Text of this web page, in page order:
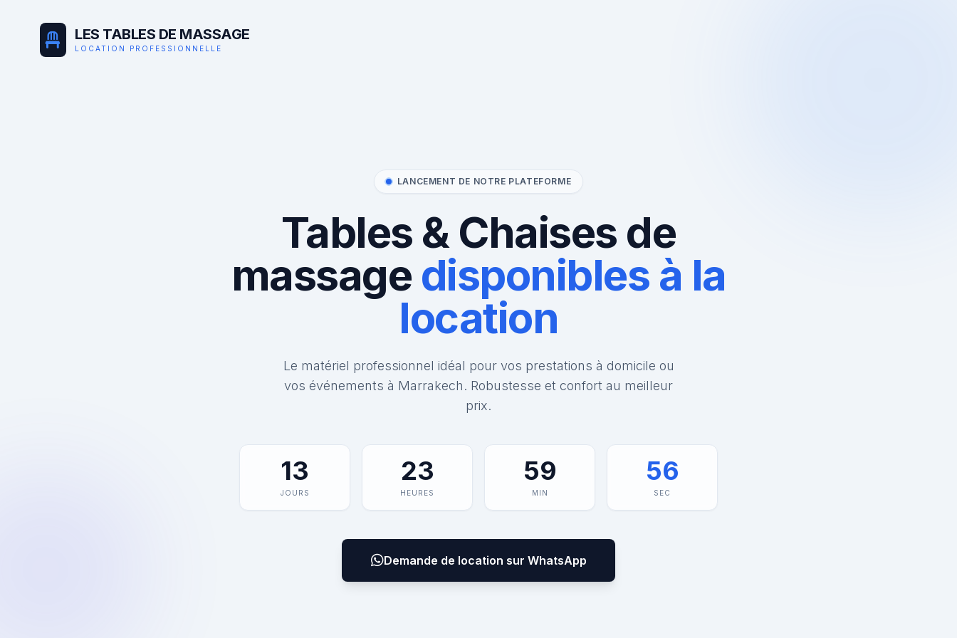
LES TABLES DE MASSAGE
LOCATION PROFESSIONNELLE
LANCEMENT DE NOTRE PLATEFORME
Tables & Chaises de
massage disponibles à la
location
Le matériel professionnel idéal pour vos prestations à domicile ou
vos événements à Marrakech. Robustesse et confort au meilleur
prix.
13
JOURS
23
HEURES
59
MIN
56
SEC
Demande de location sur WhatsApp